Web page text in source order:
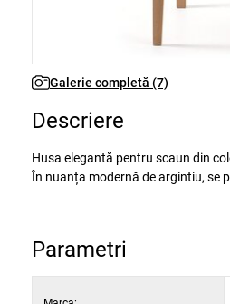
Galerie completă (7)
Descriere
Husa elegantă pentru scaun din
În nuanța modernă de argintiu, se
Designul său simplu, fără model,
Parametri